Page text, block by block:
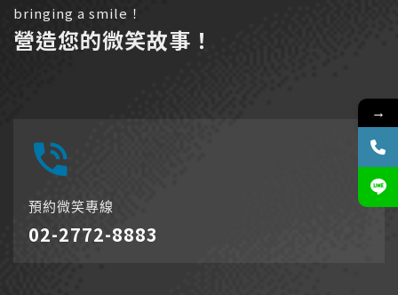
bringing a smile！
營造您的微笑故事！
預約微笑專線
02-2772-8883
→